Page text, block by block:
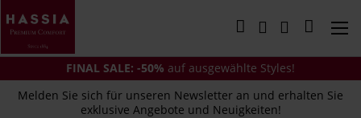
zum
Inhalt
Mein
FINAL SALE: -50% auf ausgewählte Styles!
Melden Sie sich für unseren Newsletter an und erhalten Sie
exklusive Angebote und Neuigkeiten!